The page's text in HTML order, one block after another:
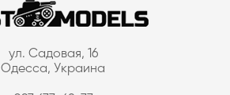
ул. Садовая, 16
Одесса, Украина